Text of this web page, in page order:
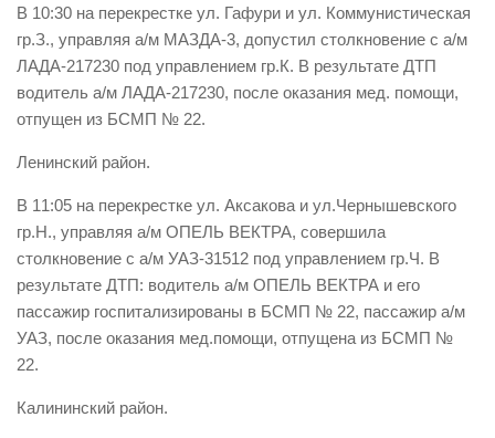
В 10:30 на перекрестке ул. Гафури и ул. Коммунистическая
гр.З., управляя а/м МАЗДА-3, допустил столкновение с а/м
ЛАДА-217230 под управлением гр.К. В результате ДТП
водитель а/м ЛАДА-217230, после оказания мед. помощи,
отпущен из БСМП № 22.
Ленинский район.
В 11:05 на перекрестке ул. Аксакова и ул.Чернышевского
гр.Н., управляя а/м ОПЕЛЬ ВЕКТРА, совершила
столкновение с а/м УАЗ-31512 под управлением гр.Ч. В
результате ДТП: водитель а/м ОПЕЛЬ ВЕКТРА и его
пассажир госпитализированы в БСМП № 22, пассажир а/м
УАЗ, после оказания мед.помощи, отпущена из БСМП №
22.
Калининский район.